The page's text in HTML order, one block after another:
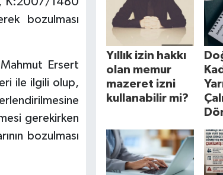
bozulması
Ersert
ile ilgili olup,
gerekirken
bozulması
Yıllık izin hakkı
olan memur
mazeret izni
kullanabilir mi?